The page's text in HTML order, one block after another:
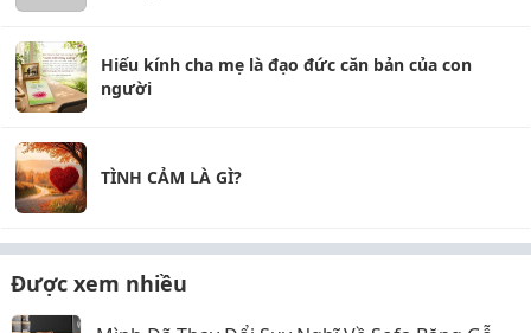
Hiếu kính cha mẹ là đạo đức căn bản của con
người
TÌNH CẢM LÀ GÌ?
Được xem nhiều